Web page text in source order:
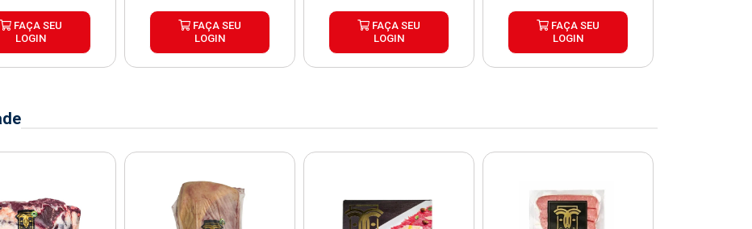
FAÇA SEU
LOGIN
FAÇA SEU
LOGIN
FAÇA SEU
LOGIN
FAÇA SEU
LOGIN